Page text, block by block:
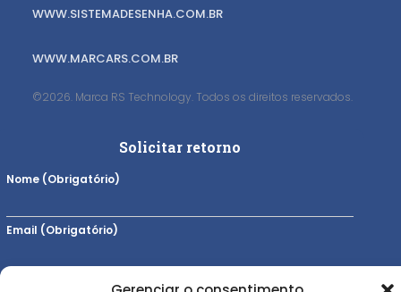
WWW.SISTEMADESENHA.COM.BR
WWW.MARCARS.COM.BR
©2026. Marca RS Technology. Todos os direitos reservados.
Solicitar retorno
Nome (Obrigatório)
Email (Obrigatório)